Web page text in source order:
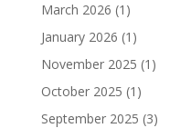
March 2026 (1)
January 2026 (1)
November 2025 (1)
October 2025 (1)
September 2025 (3)